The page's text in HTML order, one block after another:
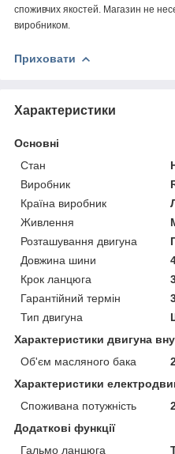
споживчих якостей. Магазин не
виробником.
Приховати
Характеристики
Основні
Стан
Виробник
Країна виробник
Живлення
Розташування двигуна
Довжина шини
Крок ланцюга
Гарантійний термін
Тип двигуна
Характеристики двигуна
Об'єм масляного бака
Характеристики
Споживана потужність
Додаткові функції
Гальмо ланцюга